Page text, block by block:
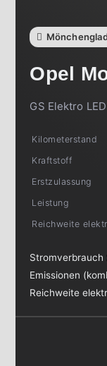
Opel
GS Elektro
Kilometerstand
Kraftstoff
Erstzulassung
Leistung
Reichweite
Emissionen
Reichweite